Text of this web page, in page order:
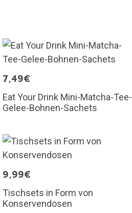
7,49€
Eat Your Drink Mini-Matcha-Tee-
Gelee-Bohnen-Sachets
9,99€
Tischsets in Form von
Konservendosen